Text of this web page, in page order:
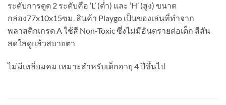
ระดับการดูด 2 ระดับคือ ‘L’ (ต่ำ) และ ‘H’ (สูง) ขนาด
กล่อง77x10x15ซม. สินค้า Playgo เป็นของเล่นที่ทำจาก
พลาสติกเกรด A ใช้สี Non-Toxic ซึ่งไม่มีอันตรายต่อเด็ก สีสัน
สดใสดูแล้วสบายตา
ไม่มีเหลี่ยมคม เหมาะสำหรับเด็กอายุ 4 ปีขึ้นไป